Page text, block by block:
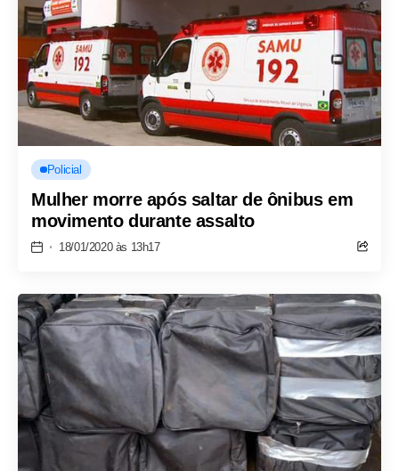
Policial
Mulher morre após saltar de ônibus em
movimento durante assalto
18/01/2020 às 13h17